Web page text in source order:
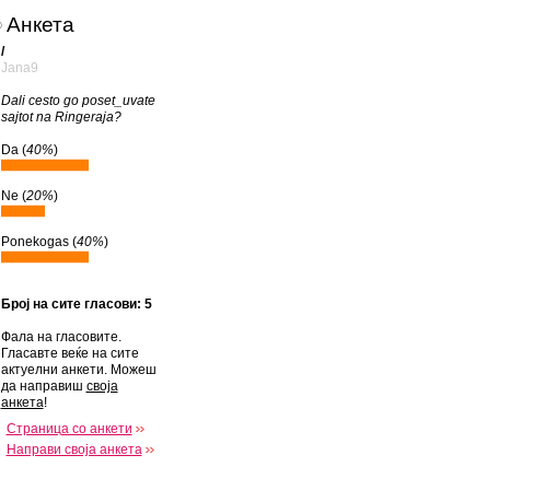
Анкета
/
Jana9
Dali cesto go poset_uvate
sajtot na Ringeraja?
Da (40%)
Ne (20%)
Ponekogas (40%)
Број на сите гласови: 5
Фала на гласовите.
Гласавте веќе на сите
актуелни анкети. Можеш
да направиш своја
анкета!
Страница со анкети
Направи своја анкета